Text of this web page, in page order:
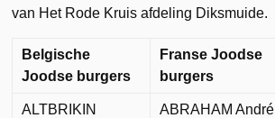
van Het Rode Kruis afdeling Diksmuide.
Belgische
Joodse burgers
Franse Joodse
burgers
ALTBRIKIN
ABRAHAM André